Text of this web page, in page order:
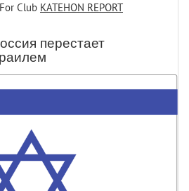
For Club KATEHON REPORT
перестает